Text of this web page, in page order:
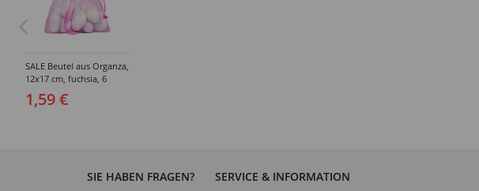
SALE Beutel aus Organza,
12x17 cm, fuchsia, 6
Stück
1,59 €
SIE HABEN FRAGEN?
SERVICE & INFORMATION